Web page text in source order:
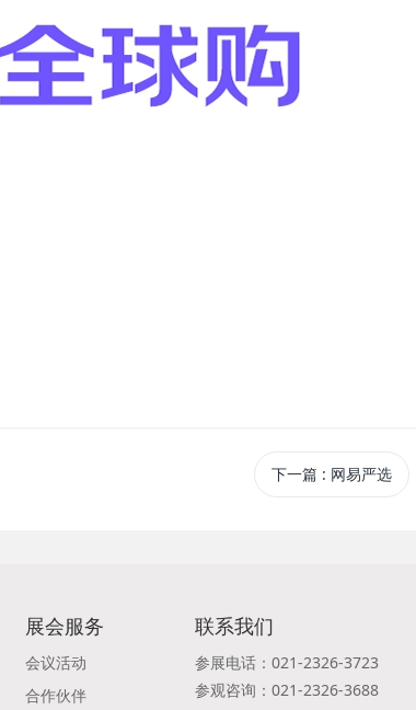
下一篇 : 网易严选
展会服务
会议活动
合作伙伴
联系我们
参展电话：021-2326-3723
参观咨询：021-2326-3688